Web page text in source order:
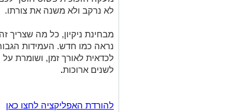
לא נרקב ולא משנה את צורתו.
מבחינת ניקיון, כל מה שצריך
נראה כמו חדש. העמידות
לכדאית לאורך זמן, ושומרת
לשנים ארוכות.
להורדת האפליקציה לחצו כאן